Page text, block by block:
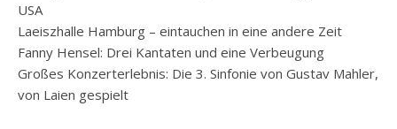
USA
Laeiszhalle Hamburg – eintauchen in eine andere Zeit
Fanny Hensel: Drei Kantaten und eine Verbeugung
Großes Konzerterlebnis: Die 3. Sinfonie von Gustav Mahler,
von Laien gespielt